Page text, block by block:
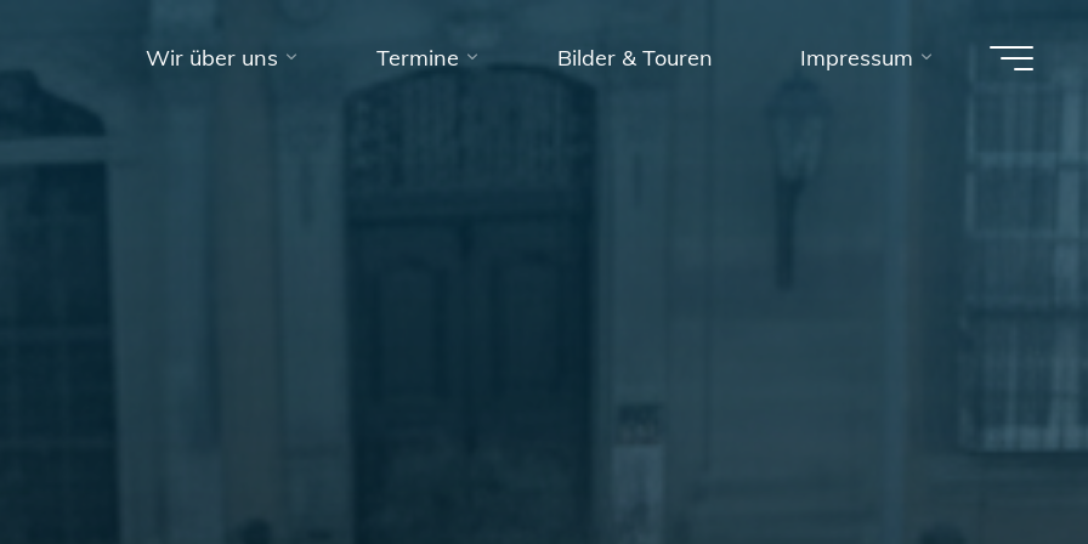
Wir über uns Termine Bilder & Touren Impressum